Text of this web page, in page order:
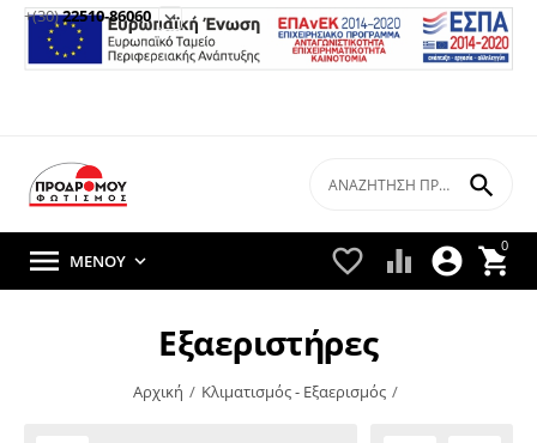
+(30)22510-86060 
0


 

 ΜΕΝΟΎ 
Εξαεριστήρες
Αρχική / Κλιματισμός - Εξαερισμός /